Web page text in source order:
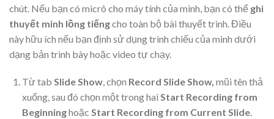
chút. Nếu bạn có micrô cho máy tính của mình, bạn có thể ghi
thuyết minh lồng tiếngcho toàn bộ bài thuyết trình. Điều
này hữu ích nếu bạn định sử dụng trình chiếu của mình dưới
dạng bản trình bày hoặc video tự chạy.
Từ tab Slide Show, chọn Record Slide Show, mũi tên thả
xuống, sau đó chọn một trong hai Start Recording from
Beginninghoặc Start Recording from Current Slide.